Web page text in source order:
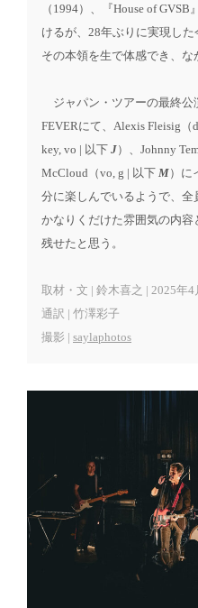
（1994）、『House of
けるが、28年ぶりに実現し
その本領を生で体感でき、な
ジャパン・ツアーの最終公
FEVERにて、Alexis Fleisig（
key, vo | 以下 J）、Johnny
McCloud（vo, g | 以下 M）に
分に楽しんでいるようで、全
かなりくだけた雰囲気の内
残せたと思う。
取材・文 | 鈴木喜之 | 2025年4
通訳 | 竹澤彩子
撮影 | saylaphotos